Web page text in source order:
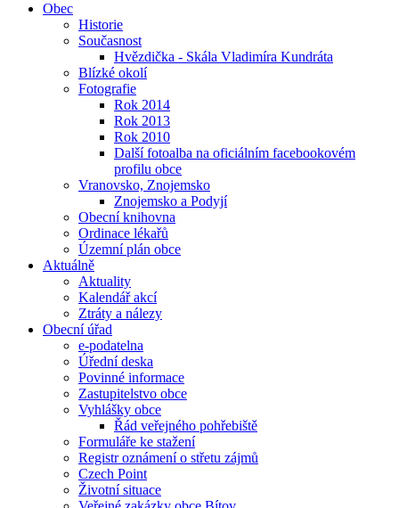
Obec
Historie
Současnost
Hvězdička - Skála Vladimíra Kundráta
Blízké okolí
Fotografie
Rok 2014
Rok 2013
Rok 2010
Další fotoalba na oficiálním facebookovém
profilu obce
Vranovsko, Znojemsko
Znojemsko a Podyjí
Obecní knihovna
Ordinace lékařů
Územní plán obce
Aktuálně
Aktuality
Kalendář akcí
Ztráty a nálezy
Obecní úřad
e-podatelna
Úřední deska
Povinné informace
Zastupitelstvo obce
Vyhlášky obce
Řád veřejného pohřebiště
Formuláře ke stažení
Registr oznámení o střetu zájmů
Czech Point
Životní situace